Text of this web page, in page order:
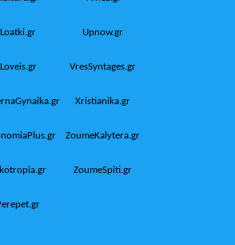
Loatki.gr Upnow.gr
Loveis.gr VresSyntages.gr
Xristianika.gr
ZoumeKalytera.gr
ZoumeSpiti.gr